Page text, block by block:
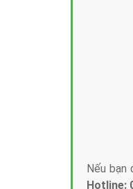
Nếu bạn
Hotline: